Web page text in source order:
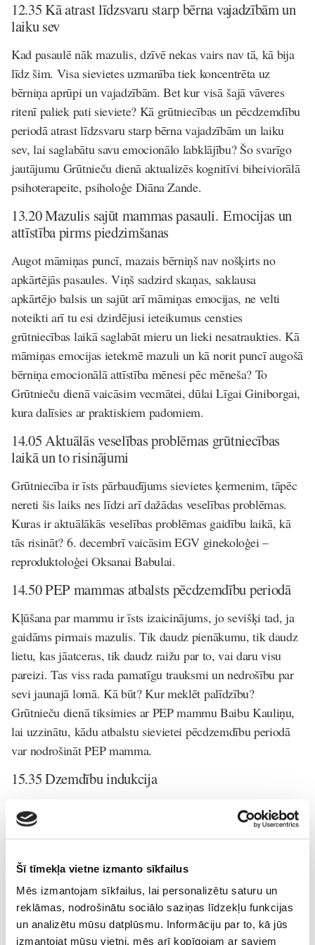
Šī tīmekļa vietne izmanto sīkfailus
Mēs izmantojam sīkfailus, lai personalizētu saturu un
reklāmas, nodrošinātu sociālo saziņas līdzekļu funkcijas
un analizētu mūsu datplūsmu. Informāciju par to, kā jūs
izmantojat mūsu vietni, mēs arī kopīgojam ar saviem
12.35 Kā atrast līdzsvaru starp bērna vajadzībām un
laiku sev
Kad pasaulē nāk mazulis, dzīvē nekas vairs nav tā, kā bija
līdz šim. Visa sievietes uzmanība tiek koncentrēta uz
bērniņa aprūpi un vajadzībām. Bet kur visā šajā vāveres
ritenī paliek pati sieviete? Kā grūtniecības un pēcdzemdību
periodā atrast līdzsvaru starp bērna vajadzībām un laiku
sev, lai saglabātu savu emocionālo labklājību? Šo svarīgo
jautājumu Grūtnieču dienā aktualizēskognitīvi biheiviorālā
psihoterapeite, psiholoģe Diāna Zande.
13.20 Mazulis sajūt mammas pasauli. Emocijas un
attīstība pirms piedzimšanas
Augot māmiņas puncī, mazais bērniņš nav nošķirts no
apkārtējās pasaules. Viņš sadzird skaņas, saklausa
apkārtējo balsis un sajūt arī māmiņas emocijas, ne velti
noteikti arī tu esi dzirdējusi ieteikumus censties
grūtniecības laikā saglabāt mieru un lieki nesatraukties. Kā
māmiņas emocijas ietekmē mazuli un kā norit puncī augošā
bērniņa emocionālā attīstība mēnesi pēc mēneša? To
Grūtnieču dienā vaicāsimvecmātei, dūlai Līgai Giniborgai,
kura dalīsies ar praktiskiem padomiem.
14.05 Aktuālās veselības problēmas grūtniecības
laikā un to risinājumi
Grūtniecība ir īsts pārbaudījums sievietes ķermenim, tāpēc
nereti šis laiks nes līdzi arī dažādas veselības problēmas.
Kuras ir aktuālākās veselības problēmas gaidību laikā, kā
tās risināt? 6. decembrī vaicāsimEGV ginekoloģei –
reproduktoloģei Oksanai Babulai.
14.50 PEP mammas atbalsts pēcdzemdību periodā
Kļūšana par mammu ir īsts izaicinājums, jo sevišķi tad, ja
gaidāms pirmais mazulis. Tik daudz pienākumu, tik daudz
lietu, kas jāatceras, tik daudz raižu par to, vai daru visu
pareizi. Tas viss rada pamatīgu trauksmi un nedrošību par
sevi jaunajā lomā. Kā būt? Kur meklēt palīdzību?
Grūtnieču dienā tiksimies ar PEP mammu Baibu Kauliņu,
lai uzzinātu, kādu atbalstu sievietei pēcdzemdību periodā
var nodrošināt PEP mamma.
15.35 Dzemdību indukcija
Daudzas topošās māmiņas, iepriekš dzirdējušas par
dzemdību ierosināšanu un stimulēšanu, ir satrauktas par to,
vai kas tāds sagaida dzemdībās arī viņas. Lai skaidrotu,
kādos gadījumos veic dzemdību indukciju un kā tā noris,
Grūtnieču dienā izvaicāsim
Jūrmalas slimnīcas Dzemdību
nodaļas vadītāju, ginekoloģi Jolantu Bārbali-Mālnieci.
16.20 Zīdīšanas uzsākšana un problēmsituāciju